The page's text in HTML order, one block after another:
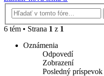
6 tém • Strana 1 z 1
Oznámenia
Odpovedí
Zobrazení
Posledný príspevok